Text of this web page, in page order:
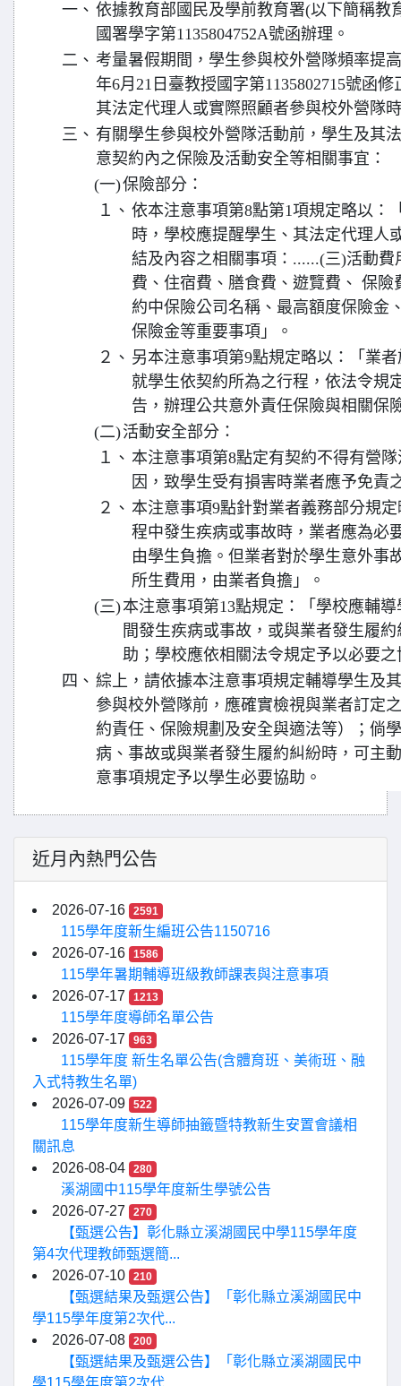
一、 依據教育部國民及學前教育署(以下簡稱教
國署學字第1135804752A號函辦理。
二、 考量暑假期間，學生參與校外營隊頻率提
年6月21日臺教授國字第1135802715號函
其法定代理人或實際照顧者參與校外營隊
三、 有關學生參與校外營隊活動前，學生及其
意契約內之保險及活動安全等相關事宜：
(一)保險部分：
１、 依本注意事項第8點第1項規定略以：
時，學校應提醒學生、其法定代理人
結及內容之相關事項：......(三)活動
費、住宿費、膳食費、遊覽費、 保
約中保險公司名稱、最高額度保險金
保險金等重要事項」。
２、 另本注意事項第9點規定略以：「業
就學生依契約所為之行程，依法令規
告，辦理公共意外責任保險與相關保
(二)活動安全部分：
１、 本注意事項第8點定有契約不得有營
因，致學生受有損害時業者應予免責
２、 本注意事項9點針對業者義務部分規
程中發生疾病或事故時，業者應為必
由學生負擔。但業者對於學生意外事
所生費用，由業者負擔」。
(三)本注意事項第13點規定：「學校應輔
間發生疾病或事故，或與業者發生履
助；學校應依相關法令規定予以必要之
四、 綜上，請依據本注意事項規定輔導學生及
參與校外營隊前，應確實檢視與業者訂定
約責任、保險規劃及安全與適法等）；倘
病、事故或與業者發生履約糾紛時，可主
意事項規定予以學生必要協助。
近月內熱門公告
2026-07-16 2591
115學年度新生編班公告1150716
2026-07-16
1586
115學年暑期輔導班級教師課表與注意事項
2026-07-17
1213
115學年度導師名單公告
2026-07-17
963
115學年度 新生名單公告(含體育班、美術班、融
入式特教生名單)
2026-07-09
522
115學年度新生導師抽籤暨特教新生安置會議相
關訊息
2026-08-04
280
溪湖國中115學年度新生學號公告
2026-07-27
270
【甄選公告】彰化縣立溪湖國民中學115學年度
第4次代理教師甄選簡...
2026-07-10
210
【甄選結果及甄選公告】「彰化縣立溪湖國民中
學115學年度第2次代...
2026-07-08
200
【甄選結果及甄選公告】「彰化縣立溪湖國民中
學115學年度第2次代...